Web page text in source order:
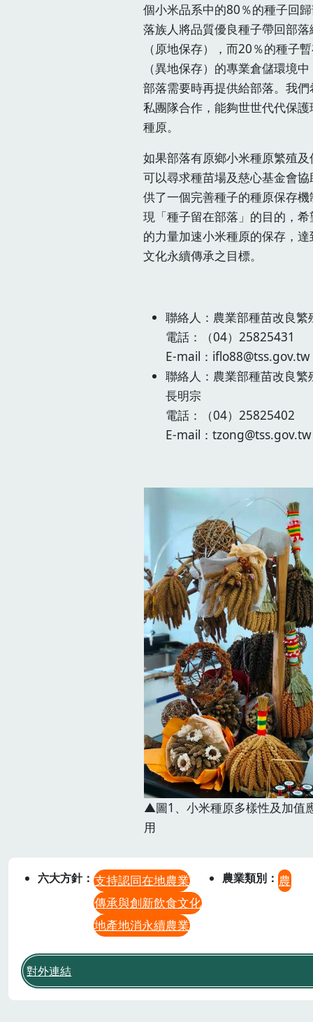
個小米品系中的80％的種子回
落族人將品質優良種子帶回部
（原地保存），而20％的種子
（異地保存）的專業倉儲環境
部落需要時再提供給部落。我
私團隊合作，能夠世世代代保
種原。
如果部落有原鄉小米種原繁殖
可以尋求種苗場及慈心基金會
供了一個完善種子的種原保存
現「種子留在部落」的目的，
的力量加速小米種原的保存，
文化永續傳承之目標。
聯絡人：農業部種苗改良
電話：（04）25825431
E-mail：iflo88@tss.gov.tw
聯絡人：農業部種苗改良
長明宗
電話：（04）25825402
E-mail：tzong@tss.gov.tw
▲圖1、小米種原多樣性及加值
用
六大方針
支持認同在地農業
傳承與創新飲食文化
地產地消永續農業
農業類別 農
對外連結